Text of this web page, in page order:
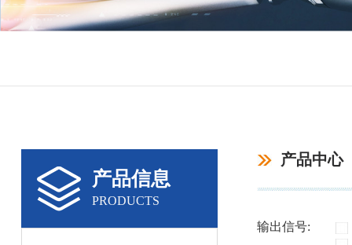
产品信息
PRODUCTS
产品中心
输出信号: